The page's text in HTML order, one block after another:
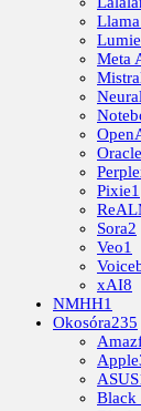
Meta
Oracle
Pixie1
Sora2
Veo1
xAI8
NMHH1
Okosóra235
Apple
ASUS
Black